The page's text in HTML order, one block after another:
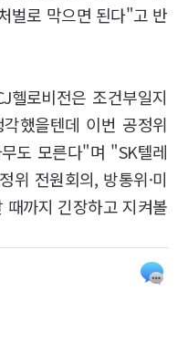
벌로 막으면 된다"고 반
헬로비전은 조건부일지
했을텐데 이번 공정위
도 모른다"며 "SK텔레
위 전원회의, 방통위·미
까지 긴장하고 지켜볼